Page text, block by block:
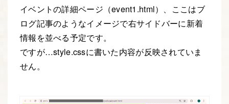
イベントの詳細ページ（event1.html）、ここはブ
ログ記事のようなイメージで右サイドバーに新着
情報を並べる予定です。
ですが…style.cssに書いた内容が反映されていま
せん。